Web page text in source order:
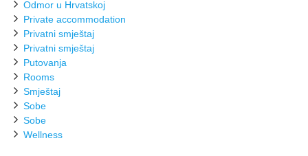
Odmor u Hrvatskoj
Private accommodation
Privatni smještaj
Privatni smještaj
Putovanja
Rooms
Smještaj
Sobe
Sobe
Wellness